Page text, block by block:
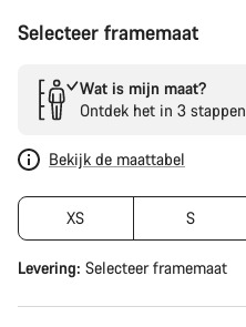
Selecteer framemaat
Wat is mijn maat?
Ontdek het in 3 stappen
Bekijk de maattabel
XS S
Levering: Selecteerframemaat